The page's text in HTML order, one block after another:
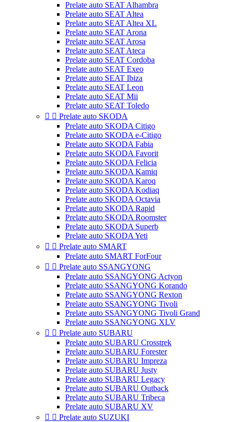
Prelate auto SEAT Alhambra
Prelate auto SEAT Altea
Prelate auto SEAT Altea XL
Prelate auto SEAT Arona
Prelate auto SEAT Arosa
Prelate auto SEAT Ateca
Prelate auto SEAT Cordoba
Prelate auto SEAT Exeo
Prelate auto SEAT Ibiza
Prelate auto SEAT Leon
Prelate auto SEAT Mii
Prelate auto SEAT Toledo
  Prelate auto SKODA
Prelate auto SKODA Citigo
Prelate auto SKODA e-Citigo
Prelate auto SKODA Fabia
Prelate auto SKODA Favorit
Prelate auto SKODA Felicia
Prelate auto SKODA Kamiq
Prelate auto SKODA Karoq
Prelate auto SKODA Kodiaq
Prelate auto SKODA Octavia
Prelate auto SKODA Rapid
Prelate auto SKODA Roomster
Prelate auto SKODA Superb
Prelate auto SKODA Yeti
  Prelate auto SMART
Prelate auto SMART ForFour
  Prelate auto SSANGYONG
Prelate auto SSANGYONG Actyon
Prelate auto SSANGYONG Korando
Prelate auto SSANGYONG Rexton
Prelate auto SSANGYONG Tivoli
Prelate auto SSANGYONG Tivoli Grand
Prelate auto SSANGYONG XLV
  Prelate auto SUBARU
Prelate auto SUBARU Crosstrek
Prelate auto SUBARU Forester
Prelate auto SUBARU Impreza
Prelate auto SUBARU Justy
Prelate auto SUBARU Legacy
Prelate auto SUBARU Outback
Prelate auto SUBARU Tribeca
Prelate auto SUBARU XV
  Prelate auto SUZUKI